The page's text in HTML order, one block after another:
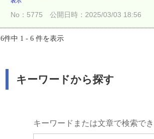
No：5775 公開日時：2025/03/03 18:56
6件中 1 - 6 件を表示
キーワードから探す
キーワードまたは文章で検索で